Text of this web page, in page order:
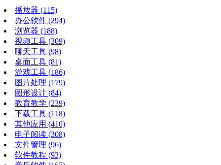
播放器 (115)
办公软件 (294)
浏览器 (188)
视频工具 (309)
聊天工具 (98)
桌面工具 (81)
游戏工具 (186)
图片处理 (179)
图形设计 (84)
教育教学 (239)
下载工具 (118)
其他应用 (410)
电子阅读 (308)
文件管理 (96)
软件教程 (93)